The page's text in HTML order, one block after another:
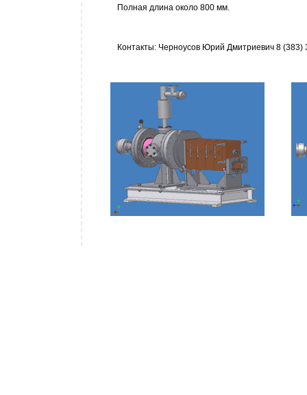
Полная длина около 800 мм.
Контакты: Черноусов Юрий Дмитриевич 8 (383)